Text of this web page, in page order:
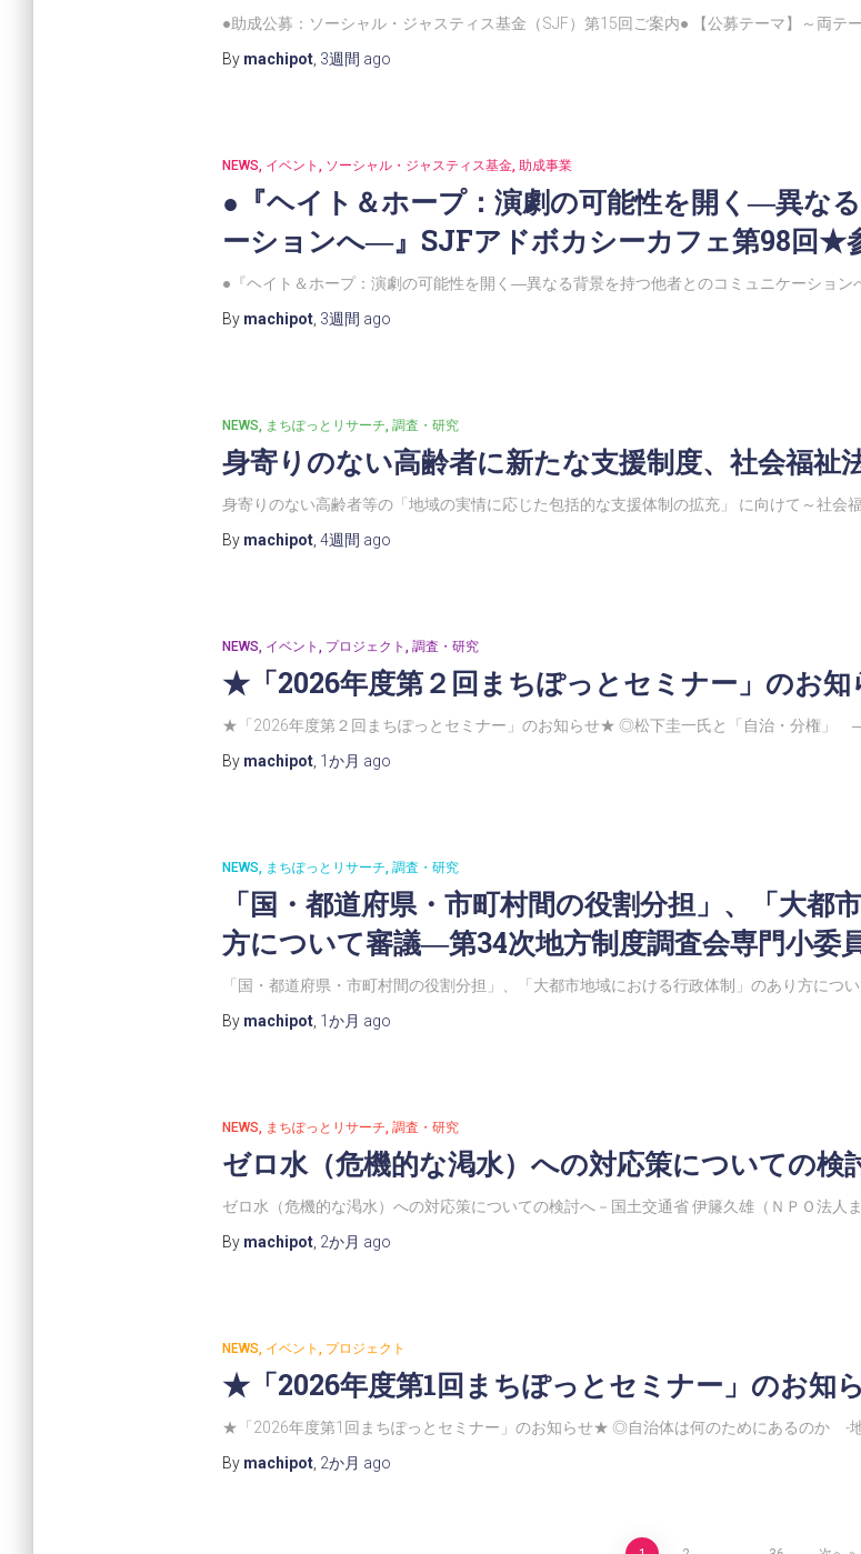
●助成公募：ソーシャル・ジャスティス基金（SJF）第15回ご案内● 【公募テーマ】～両テ
By machipot, 3週間 ago
NEWS イベント ソーシャル・ジャスティス基金 助成事業
●『ヘイト＆ホープ：演劇の可能性を開く―異な
ーションへ―』SJFアドボカシーカフェ第98回★
●『ヘイト＆ホープ：演劇の可能性を開く―異なる背景を持つ他者とのコミュニケーショ
By machipot, 3週間 ago
NEWS まちぽっとリサーチ 調査・研究
身寄りのない高齢者に新たな支援制度、社会福祉
身寄りのない高齢者等の「地域の実情に応じた包括的な支援体制の拡充」 に向けて～社会
By machipot, 4週間 ago
NEWS イベント プロジェクト 調査・研究
★「2026年度第２回まちぽっとセミナー」のお
★「2026年度第２回まちぽっとセミナー」のお知らせ★ ◎松下圭一氏と「自治・分権」
By machipot, 1か月 ago
NEWS まちぽっとリサーチ 調査・研究
「国・都道府県・市町村間の役割分担」、「大都
方について審議―第34次地方制度調査会専門小委
「国・都道府県・市町村間の役割分担」、「大都市地域における行政体制」のあり方につ
By machipot, 1か月 ago
NEWS まちぽっとリサーチ 調査・研究
ゼロ水（危機的な渇水）への対応策についての検
ゼロ水（危機的な渇水）への対応策についての検討へ－国土交通省 伊籐久雄（ＮＰＯ法人
By machipot, 2か月 ago
NEWS イベント プロジェクト
★「2026年度第1回まちぽっとセミナー」のお知
★「2026年度第1回まちぽっとセミナー」のお知らせ★ ◎自治体は何のためにあるのか -
By machipot, 2か月 ago